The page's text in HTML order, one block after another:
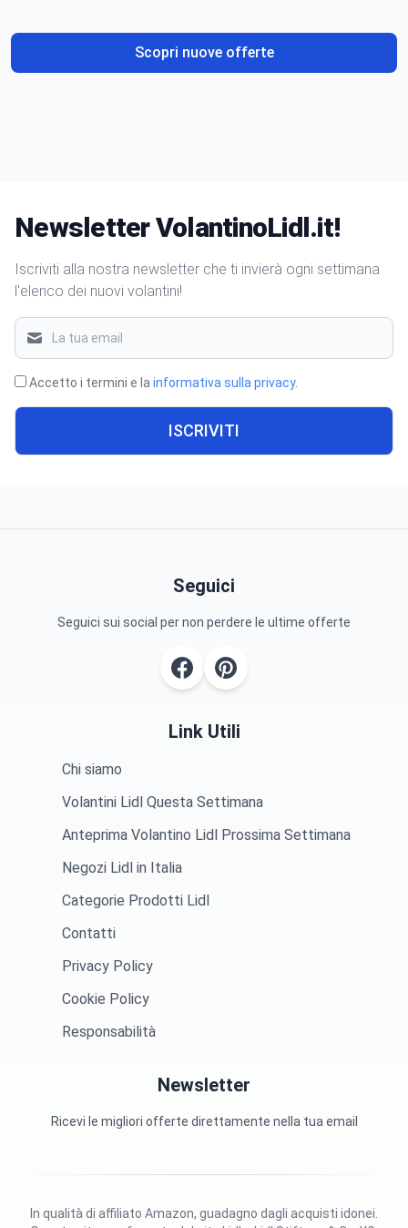
Scopri nuove offerte
Newsletter VolantinoLidl.it!
Iscriviti alla nostra newsletter che ti invierà ogni settimana
l'elenco dei nuovi volantini!
Accetto i termini e la informativa sulla privacy.
ISCRIVITI
Seguici
Seguici sui social per non perdere le ultime offerte
Link Utili
Chi siamo
Volantini Lidl Questa Settimana
Anteprima Volantino Lidl Prossima Settimana
Negozi Lidl in Italia
Categorie Prodotti Lidl
Contatti
Privacy Policy
Cookie Policy
Responsabilità
Newsletter
Ricevi le migliori offerte direttamente nella tua email
In qualità di affiliato Amazon, guadagno dagli acquisti idonei.